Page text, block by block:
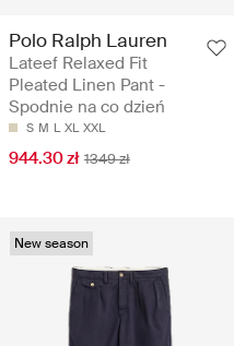
Polo Ralph Lauren
Lateef Relaxed Fit
Pleated Linen Pant -
Spodnie na co dzień
S M L XL XXL
944.30 zł 1349 zł
New season